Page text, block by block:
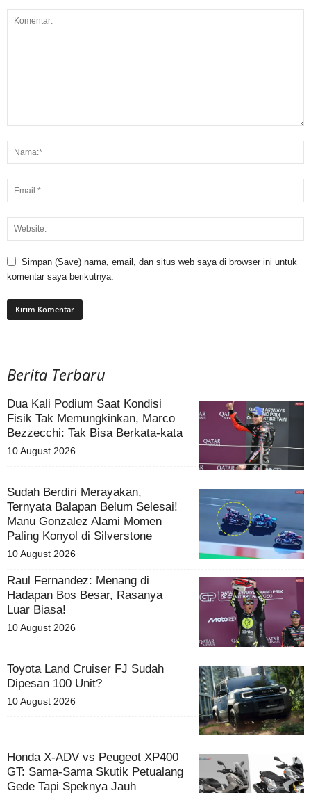
Simpan (Save) nama, email, dan situs web saya di browser ini untuk
komentar saya berikutnya.
Berita Terbaru
Dua Kali Podium Saat Kondisi
Fisik Tak Memungkinkan, Marco
Bezzecchi: Tak Bisa Berkata-kata
10 August 2026
Sudah Berdiri Merayakan,
Ternyata Balapan Belum Selesai!
Manu Gonzalez Alami Momen
Paling Konyol di Silverstone
10 August 2026
Raul Fernandez: Menang di
Hadapan Bos Besar, Rasanya
Luar Biasa!
10 August 2026
Toyota Land Cruiser FJ Sudah
Dipesan 100 Unit?
10 August 2026
Honda X-ADV vs Peugeot XP400
GT: Sama-Sama Skutik Petualang
Gede Tapi Speknya Jauh